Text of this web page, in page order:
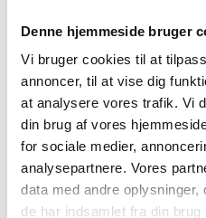
Denne hjemmeside bruger
Vi bruger cookies til at
annoncer, til at vise dig
at analysere vores trafik. Vi
din brug af vores
for sociale medier,
analysepartnere. Vores
data med andre
de har indsamlet fra din brug
Borde,
Case